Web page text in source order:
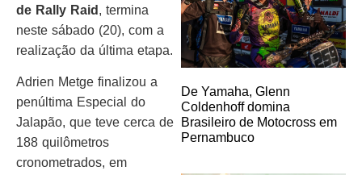
de Rally Raid , termina
neste sábado (20), com a
realização da última etapa.
Adrien Metge finalizou a
penúltima Especial do
Jalapão, que teve cerca de
188 quilômetros
cronometrados, em
De Yamaha, Glenn
Coldenhoff domina
Brasileiro de Motocross em
Pernambuco